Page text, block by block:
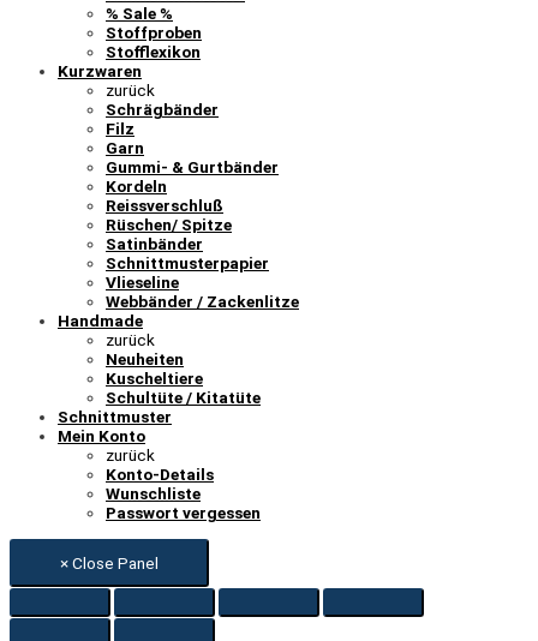
% Sale %
Stoffproben
Stofflexikon
Kurzwaren
zurück
Schrägbänder
Filz
Garn
Gummi- & Gurtbänder
Kordeln
Reissverschluß
Rüschen/ Spitze
Satinbänder
Schnittmusterpapier
Vlieseline
Webbänder / Zackenlitze
Handmade
zurück
Neuheiten
Kuscheltiere
Schultüte / Kitatüte
Schnittmuster
Mein Konto
zurück
Konto-Details
Wunschliste
Passwort vergessen
× Close Panel